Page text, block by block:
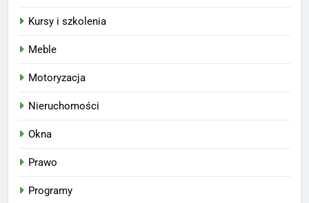
Kursy i szkolenia
Meble
Motoryzacja
Nieruchomości
Okna
Prawo
Programy